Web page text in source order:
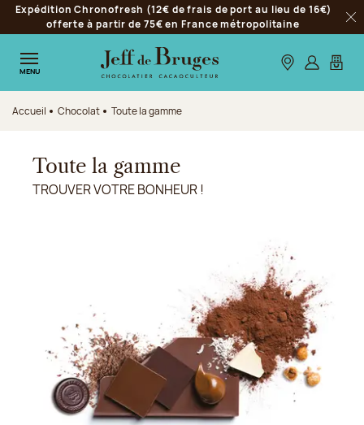
Aller à la navigation
Aller au contenu principal
Aller au pied de page
Expédition Chronofresh (12€ de frais de port au lieu de 16€)
offerte à partir de 75€ en France métropolitaine
MENU Nos boutiques
S’identifier
Mon
Accueil Chocolat Toute la gamme
Toute la gamme
TROUVER VOTRE BONHEUR !